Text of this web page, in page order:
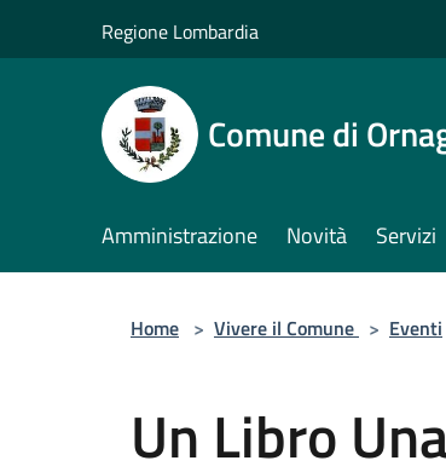
Regione Lombardia
Comune di
Amministrazione Novità Servizi
Home > Vivere il Comune > Eventi
Un Libro